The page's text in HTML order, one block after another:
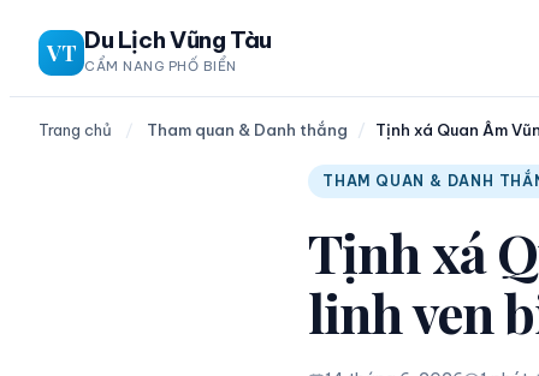
Chuyển
đến
phần
VT Du Lịch Vũng Tàu
CẨM NANG PHỐ BIỂN
Trang chủ / Tham quan & Danh thắng / Tịnh xá Quan Âm
THAM QUAN & DANH
Tịnh xá
linh ven